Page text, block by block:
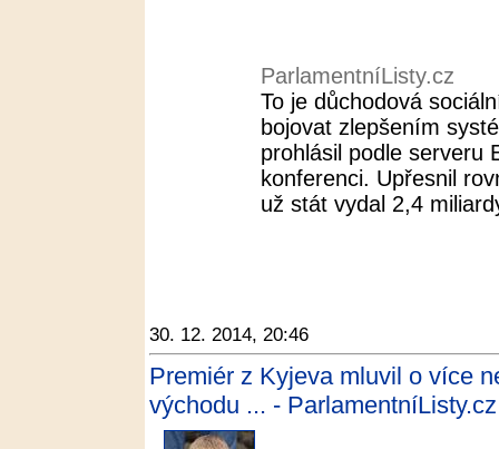
ParlamentníListy.cz
To je důchodová
bojovat zlepšením
prohlásil podle serveru
konferenci. Upřesnil
už stát vydal 2,4
30. 12. 2014, 20:46
Premiér z Kyjeva mluvil o více
východu ... - ParlamentníListy.cz